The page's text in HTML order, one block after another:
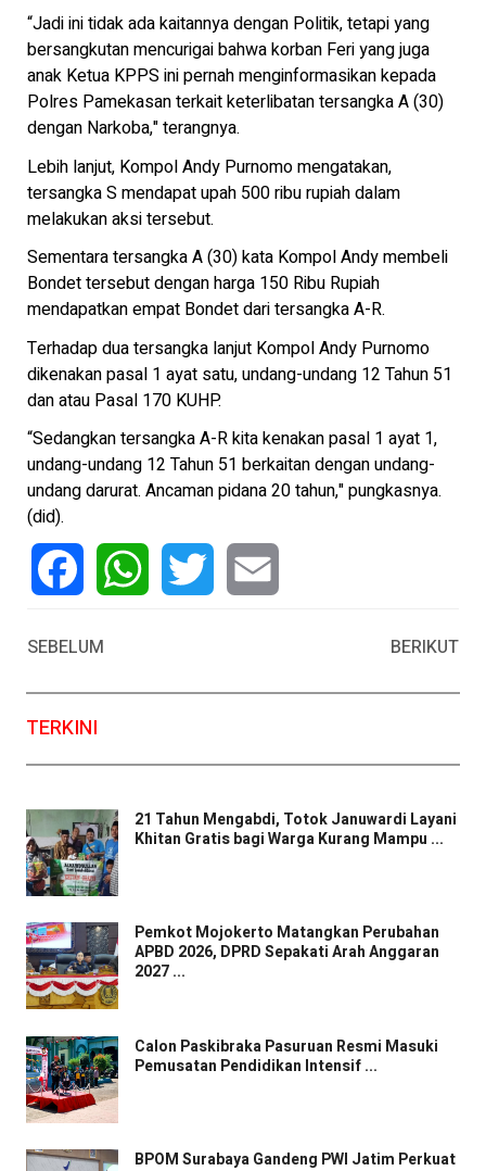
“Jadi ini tidak ada kaitannya dengan Politik, tetapi yang
bersangkutan mencurigai bahwa korban Feri yang juga
anak Ketua KPPS ini pernah menginformasikan kepada
Polres Pamekasan terkait keterlibatan tersangka A (30)
dengan Narkoba," terangnya.
Lebih lanjut, Kompol Andy Purnomo mengatakan,
tersangka S mendapat upah 500 ribu rupiah dalam
melakukan aksi tersebut.
Sementara tersangka A (30) kata Kompol Andy membeli
Bondet tersebut dengan harga 150 Ribu Rupiah
mendapatkan empat Bondet dari tersangka A-R.
Terhadap dua tersangka lanjut Kompol Andy Purnomo
dikenakan pasal 1 ayat satu, undang-undang 12 Tahun 51
dan atau Pasal 170 KUHP.
“Sedangkan tersangka A-R kita kenakan pasal 1 ayat 1,
undang-undang 12 Tahun 51 berkaitan dengan undang-
undang darurat. Ancaman pidana 20 tahun," pungkasnya.
(did).
SEBELUM
BERIKUT
TERKINI
21 Tahun Mengabdi, Totok Januwardi Layani
Khitan Gratis bagi Warga Kurang Mampu ...
Pemkot Mojokerto Matangkan Perubahan
APBD 2026, DPRD Sepakati Arah Anggaran
2027 ...
Calon Paskibraka Pasuruan Resmi Masuki
Pemusatan Pendidikan Intensif ...
BPOM Surabaya Gandeng PWI Jatim Perkuat